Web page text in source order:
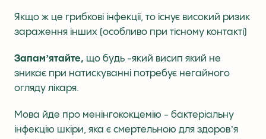
Якщо ж це грибкові інфекції, то існує високий ризик
зараження інших (особливо при тісному контакті)
Запамʼятайте, що будь -який висип який не
зникає при натискуванні потребує негайного
огляду лікаря.
Мова йде про менінгококцемію - бактеріальну
інфекцію шкіри, яка є смертельною для здоровʼя